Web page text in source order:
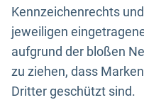
Kennzeichenrechts
jeweiligen
aufgrund der bloßen
zu ziehen, dass
Dritter geschützt sind.